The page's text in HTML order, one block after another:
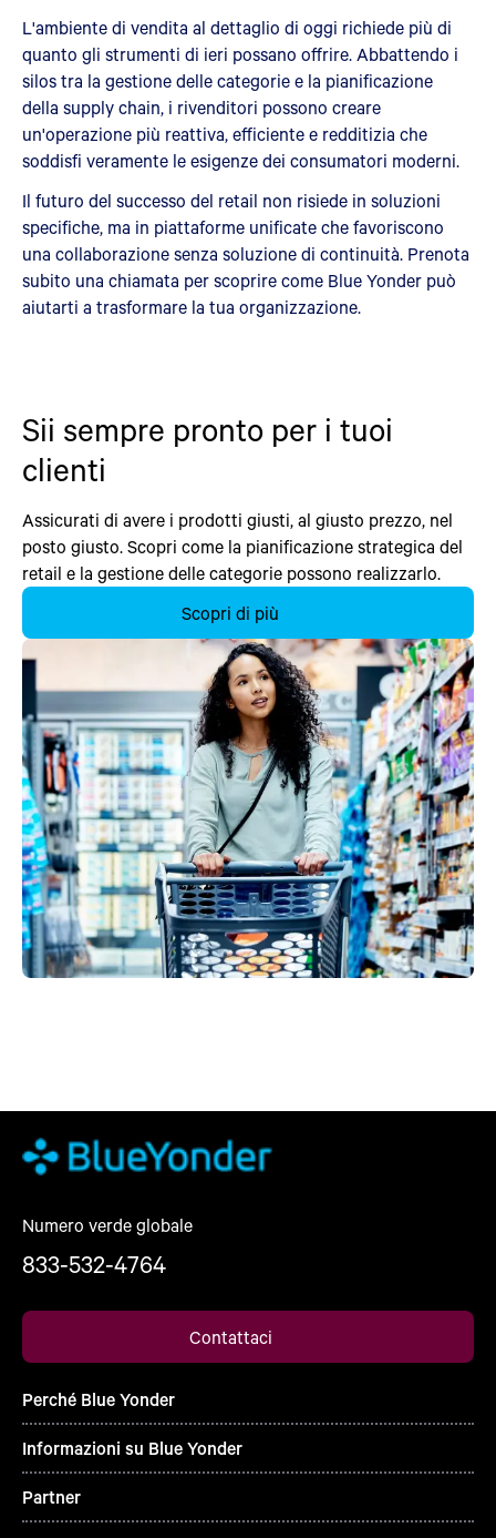
L'ambiente di vendita al dettaglio di oggi richiede più di
quanto gli strumenti di ieri possano offrire. Abbattendo i
silos tra la gestione delle categorie e la pianificazione
della supply chain, i rivenditori possono creare
un'operazione più reattiva, efficiente e redditizia che
soddisfi veramente le esigenze dei consumatori moderni.
Il futuro del successo del retail non risiede in soluzioni
specifiche, ma in piattaforme unificate che favoriscono
una collaborazione senza soluzione di continuità. Prenota
subito una chiamata per scoprire come Blue Yonder può
aiutarti a trasformare la tua organizzazione.
Sii sempre pronto per i tuoi
clienti
Assicurati di avere i prodotti giusti, al giusto prezzo, nel
posto giusto. Scopri come la pianificazione strategica del
retail e la gestione delle categorie possono realizzarlo.
Scopri di più
Numero verde globale
833-532-4764
Contattaci
Perché Blue Yonder
Informazioni su Blue Yonder
Partner